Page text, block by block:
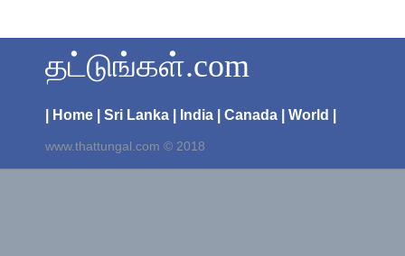
தட்டுங்கள்.com
| Home | Sri Lanka | India | Canada | World |
www.thattungal.com © 2018